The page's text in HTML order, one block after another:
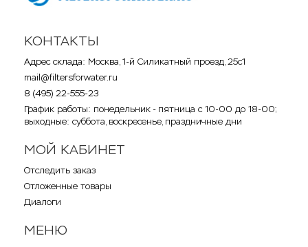
КОНТАКТЫ
Адрес склада: Москва, 1-й Силикатный проезд, 25с1
mail@filtersforwater.ru
8 (495) 22-555-23
График работы: понедельник - пятница с 10-00 до 18-00;
выходные: суббота, воскресенье, праздничные дни
МОЙ КАБИНЕТ
Отследить заказ
Отложенные товары
Диалоги
МЕНЮ